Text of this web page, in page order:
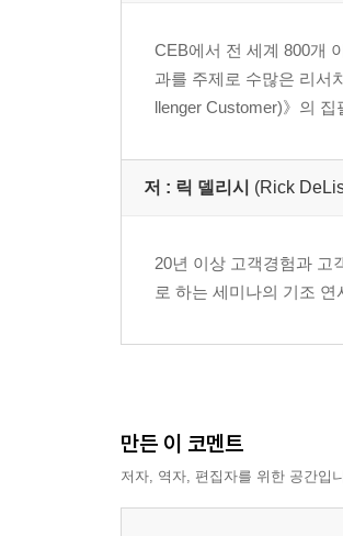
CEB에서 전 세계 800개
과를 주제로 수많은 리서
llenger Customer)》의
저 : 릭 델리시 (Rick
20년 이상 고객경험과 고
로 하는 세미나의 기조
만든 이 코멘트
저자, 역자, 편집자를 위한 공간입